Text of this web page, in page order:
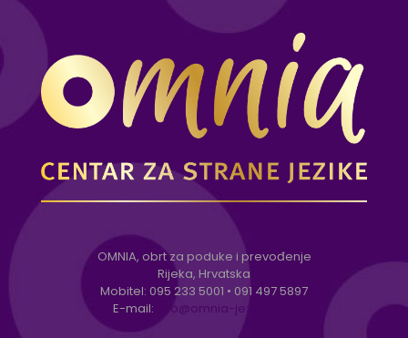
OMNIA, obrt za poduke i prevođenje
Rijeka, Hrvatska
Mobitel: 095 233 5001 • 091 497 5897
E-mail:
info@omnia-jezici.com